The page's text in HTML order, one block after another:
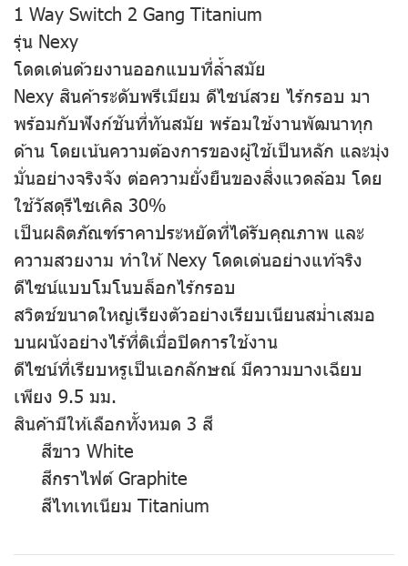
1 Way Switch 2 Gang Titanium
รุ่น Nexy
โดดเด่นด้วยงานออกแบบที่ล้ำสมัย
Nexy สินค้าระดับพรีเมียม ดีไซน์สวย ไร้กรอบ มา
พร้อมกับฟังก์ชันที่ทันสมัย พร้อมใช้งานพัฒนาทุก
ด้าน โดยเน้นความต้องการของผู้ใช้เป็นหลัก และมุ่ง
มั่นอย่างจริงจัง ต่อความยั่งยืนของสิ่งแวดล้อม โดย
ใช้วัสดุรีไซเคิล 30%
เป็นผลิตภัณฑ์ราคาประหยัดที่ได้รับคุณภาพ และ
ความสวยงาม ทำให้ Nexy โดดเด่นอย่างแท้จริง
ดีไซน์แบบโมโนบล็อกไร้กรอบ
สวิตช์ขนาดใหญ่เรียงตัวอย่างเรียบเนียนสม่ำเสมอ
บนผนังอย่างไร้ที่ติเมื่อปิดการใช้งาน
ดีไซน์ที่เรียบหรูเป็นเอกลักษณ์ มีความบางเฉียบ
เพียง 9.5 มม.
สินค้ามีให้เลือกทั้งหมด 3 สี
สีขาว White
สีกราไฟต์ Graphite
สีไทเทเนียม Titanium